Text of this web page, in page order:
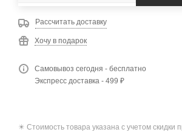
Рассчитать доставку
Хочу в подарок
Самовывоз сегодня - бесплатно
Экспресс доставка - 499 ₽
✴️ Стоимость товара указана с учетом скидки